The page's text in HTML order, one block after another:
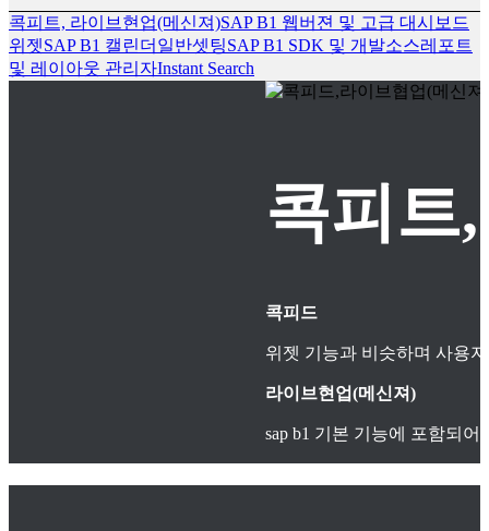
콕피트, 라이브현업(메신져)SAP B1 웹버젼 및 고급 대시보드
위젯SAP B1 캘린더 일반셋팅SAP B1 SDK 및 개발소스레포트
및 레이아웃 관리자Instant Search
콕피트
콕피드
위젯 기능과 비슷하며 사용
라이브현업(메신져)
sap b1 기본 기능에 포함되